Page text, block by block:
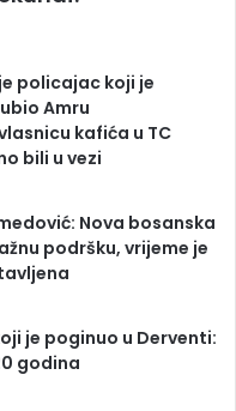
policajac koji je
Amru
kafića u TC
bili u vezi
Nova bosanska
podršku, vrijeme je
je poginuo u Derventi:
godina